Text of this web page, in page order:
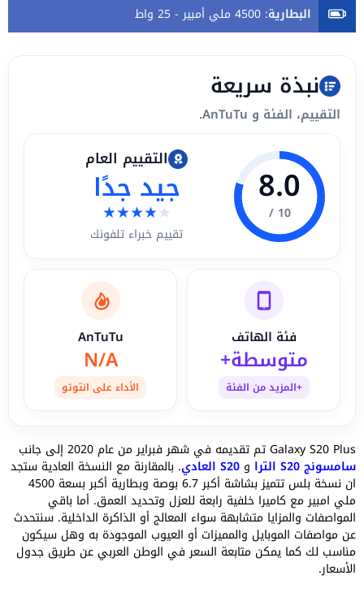
البطارية: 4500 ملي أمبير - 25 واط
نبذة سريعة
التقييم، الفئة و AnTuTu.
8.0
10 /
التقييم العام
جيد جدًا
★★★★★
تقييم خبراء تلفونك
فئة الهاتف
متوسطة+
+المزيد من الفئة
AnTuTu
N/A
الأداء على انتوتو
Galaxy S20 Plus تم تقديمه في شهر فبراير من عام 2020 إلى جانب
سامسونج S20 الترا و S20 العادي . بالمقارنة مع النسخة العادية ستجد
ان نسخة بلس تتميز بشاشة أكبر 6.7 بوصة وبطارية أكبر بسعة 4500
ملي امبير مع كاميرا خلفية رابعة للعزل وتحديد العمق. أما باقي
المواصفات والمزايا متشابهة سواء المعالج أو الذاكرة الداخلية. سنتحدث
عن مواصفات الموبايل والمميزات أو العيوب الموجودة به وهل سيكون
مناسب لك كما يمكن متابعة السعر في الوطن العربي عن طريق جدول
الأسعار.